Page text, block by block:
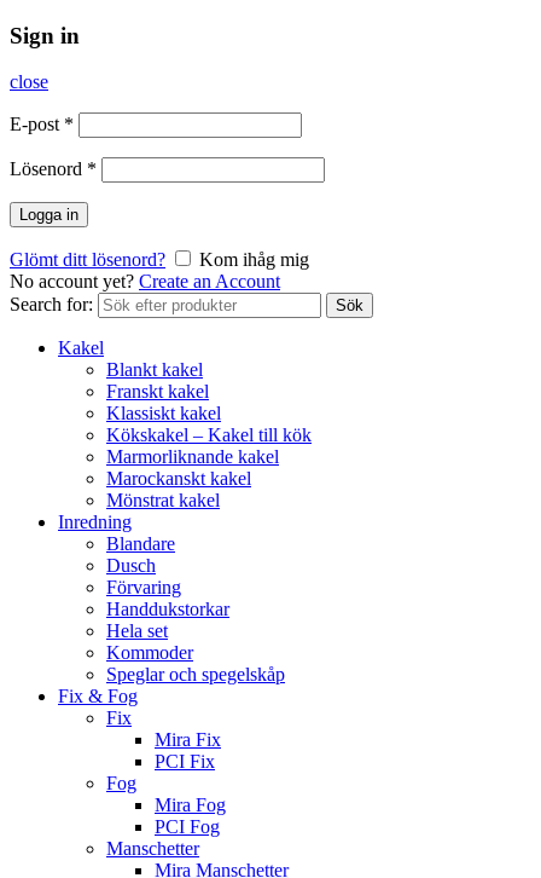
Sign in
close
E-post *
Lösenord *
Logga in
Glömt ditt lösenord?
Kom ihåg mig
No account yet? Create an Account
Search for:
Sök
Kakel
Blankt kakel
Franskt kakel
Klassiskt kakel
Kökskakel – Kakel till kök
Marmorliknande kakel
Marockanskt kakel
Mönstrat kakel
Inredning
Blandare
Dusch
Förvaring
Handdukstorkar
Hela set
Kommoder
Speglar och spegelskåp
Fix & Fog
Fix
Mira Fix
PCI Fix
Fog
Mira Fog
PCI Fog
Manschetter
Mira Manschetter